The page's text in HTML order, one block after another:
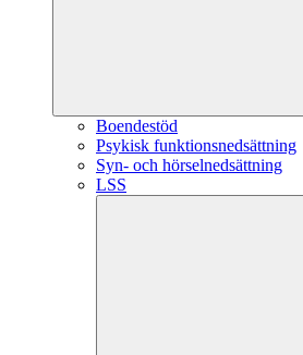
Boendestöd
Psykisk funktionsnedsättning
Syn- och hörselnedsättning
LSS